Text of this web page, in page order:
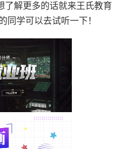
了解更多的话就来王氏教育
同学可以去试听一下！